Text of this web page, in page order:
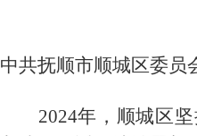
中共抚顺市顺城区委员
2024年，顺城区